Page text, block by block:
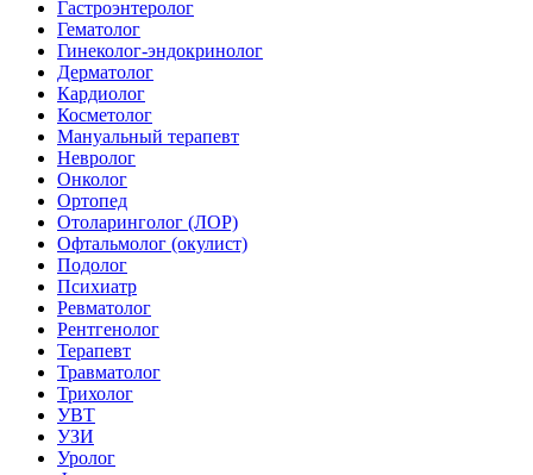
Гастроэнтеролог
Гематолог
Гинеколог-эндокринолог
Дерматолог
Кардиолог
Косметолог
Мануальный терапевт
Невролог
Онколог
Ортопед
Отоларинголог (ЛОР)
Офтальмолог (окулист)
Подолог
Психиатр
Ревматолог
Рентгенолог
Терапевт
Травматолог
Трихолог
УВТ
УЗИ
Уролог